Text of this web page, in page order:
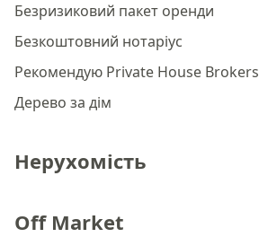
Безризиковий пакет оренди
Безкоштовний нотаріус
Рекомендую Private House Brokers
Дерево за дім
Нерухомість
Off Market